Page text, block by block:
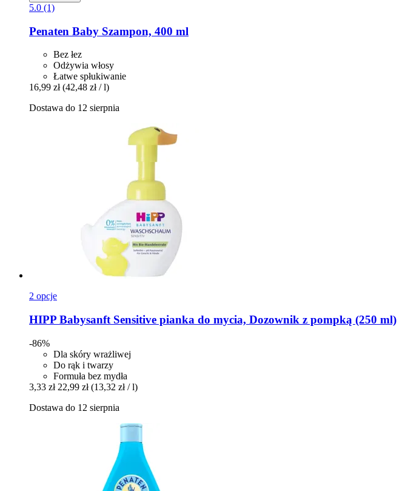
5.0 (1)
Penaten Baby Szampon, 400 ml
Bez łez
Odżywia włosy
Łatwe spłukiwanie
16,99 zł (42,48 zł / l)
Dostawa do 12 sierpnia
2 opcje
HIPP Babysanft Sensitive pianka do mycia, Dozownik z pompką (250 ml)
-86%
Dla skóry wrażliwej
Do rąk i twarzy
Formuła bez mydła
3,33 zł 22,99 zł (13,32 zł / l)
Dostawa do 12 sierpnia